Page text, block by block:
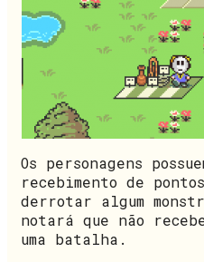
Os personagens
recebimento de
derrotar algum
notará que não
uma batalha.